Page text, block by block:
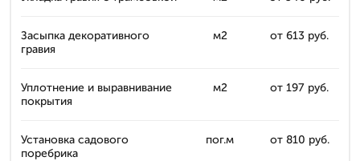
Засыпка декоративного
гравия
м2 от 613 руб.
Уплотнение и выравнивание
покрытия
м2 от 197 руб.
Установка садового
поребрика
пог.м от 810 руб.